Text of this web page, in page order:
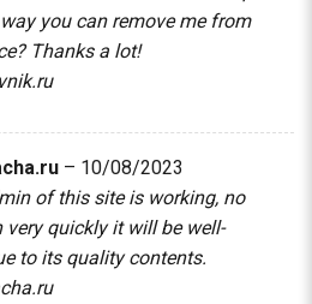
you can remove me from
Thanks a lot!
– 10/08/2023
of this site is working, no
very quickly it will be well-
to its quality contents.